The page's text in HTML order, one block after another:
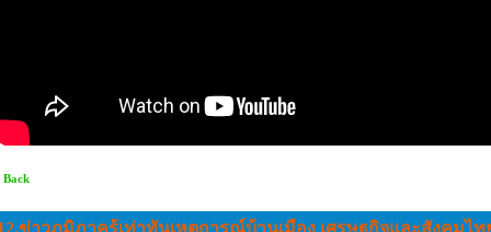
Back
ข่าวภูมิภาครู้เท่าทันเหตุการณ์บ้านเมือง เศรษฐกิจและสังคมไท